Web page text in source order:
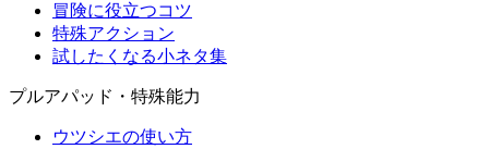
冒険に役立つコツ
特殊アクション
試したくなる小ネタ集
プルアパッド・特殊能力
ウツシエの使い方